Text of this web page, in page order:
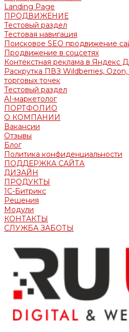
Landing Page
ПРОДВИЖЕНИЕ
Тестовый раздел
Тестовая навигация
Поисковое SEO продвижение
Продвижение в соцсетях
Контекстная реклама в Яндекс
Раскрутка ПВЗ Wildberries,
торговых точек
Тестовый раздел
AI-маркетолог
ПОРТФОЛИО
О КОМПАНИИ
Вакансии
Отзывы
Блог
Политика конфиденциальности
ПОДДЕРЖКА САЙТА
ДИЗАЙН
ПРОДУКТЫ
1С-Битрикс
Решения
Модули
КОНТАКТЫ
СЛУЖБА ЗАБОТЫ